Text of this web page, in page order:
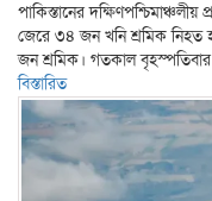
পাকিস্তানের
জেরে ৩৪ জন খনি শ্রমিক
জন শ্রমিক। গতকাল বৃহস্পতিবার
বিস্তারিত